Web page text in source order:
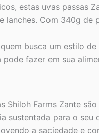
estas uvas passas
lanches. Com 340g
busca um estilo
pode fazer em sua
Shiloh Farms Zante
sustentada para o
a saciedade e